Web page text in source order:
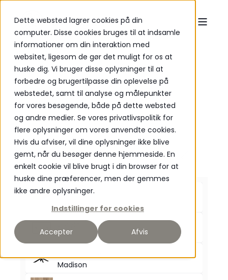
Dette websted lagrer cookies på din
computer. Disse cookies bruges til at indsamle
informationer om din interaktion med
websitet, ligesom de gør det muligt for os at
huske dig. Vi bruger disse oplysninger til at
forbedre og brugertilpasse din oplevelse på
webstedet, samt til analyse og målepunkter
for vores besøgende, både på dette websted
og andre medier. Se vores privatlivspolitik for
flere oplysninger om vores anvendte cookies.
Hvis du afviser, vil dine oplysninger ikke blive
gemt, når du besøger denne hjemmeside. En
enkelt cookie vil blive brugt i din browser for at
huske dine præferencer, men der gemmes
ikke andre oplysninger.
Indstillinger for cookies
Accepter Afvis
POWERED
Edge profile
Standard
180cm
Legs type selection
Madison